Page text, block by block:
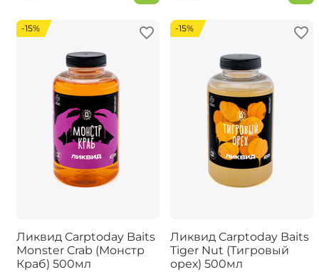
-15%
Ликвид Carptoday Baits
Monster Crab (Монстр
Краб) 500мл
-15%
Ликвид Carptoday Baits
Tiger Nut (Тигровый
орех) 500мл